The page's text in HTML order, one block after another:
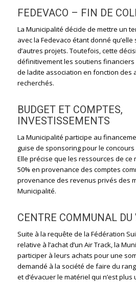
FEDEVACO – FIN DE
La Municipalité décide de mettre un
avec la Fedevaco étant donné
d’autres projets. Toutefois, cette
définitivement les soutiens
de ladite association en fonction des
recherchés.
BUDGET ET COMPTES,
INVESTISSEMENTS
La Municipalité participe au
guise de sponsoring pour le
Elle précise que les ressources de
50% en provenance des comptes
provenance des revenus privés des
Municipalité.
CENTRE COMMUNAL DU
Suite à la requête de la Fédération
relative à l’achat d’un Air Track, la
participer à leurs achats pour une
demandé à la société de faire du
et d’évacuer le matériel qui n’est plus